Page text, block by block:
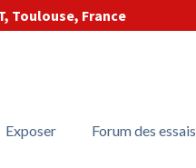
Toulouse, France
Exposer Forum des essais